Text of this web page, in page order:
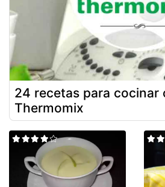
24 recetas para cocinar
Thermomix